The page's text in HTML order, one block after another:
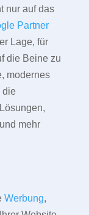
nur auf das
Partner
Lage, für
die Beine zu
modernes
die
Lösungen,
und mehr
Werbung,